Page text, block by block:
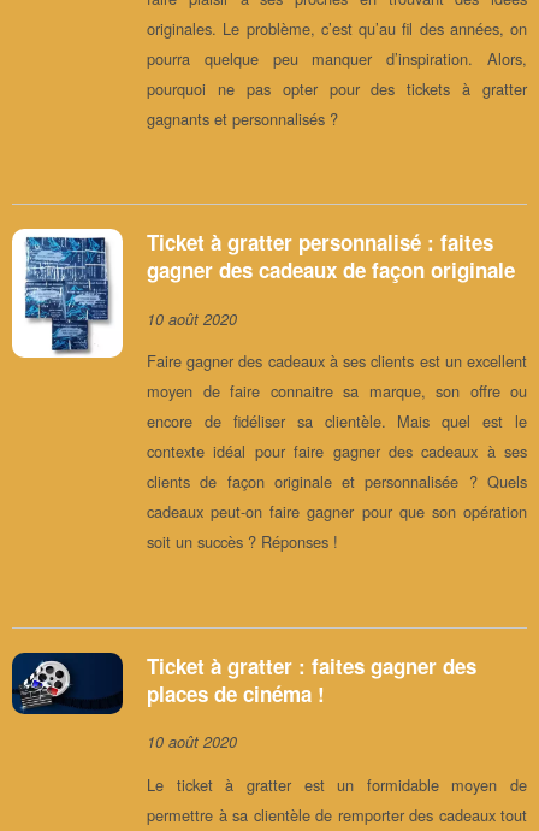
originales. Le problème, c’est qu’au fil des années, on
pourra quelque peu manquer d’inspiration. Alors,
pourquoi ne pas opter pour des tickets à gratter
gagnants et personnalisés ?
Ticket à gratter personnalisé : faites
gagner des cadeaux de façon originale
10 août 2020
Faire gagner des cadeaux à ses clients est un excellent
moyen de faire connaitre sa marque, son offre ou
encore de fidéliser sa clientèle. Mais quel est le
contexte idéal pour faire gagner des cadeaux à ses
clients de façon originale et personnalisée ? Quels
cadeaux peut-on faire gagner pour que son opération
soit un succès ? Réponses !
Ticket à gratter : faites gagner des
places de cinéma !
10 août 2020
Le ticket à gratter est un formidable moyen de
permettre à sa clientèle de remporter des cadeaux tout